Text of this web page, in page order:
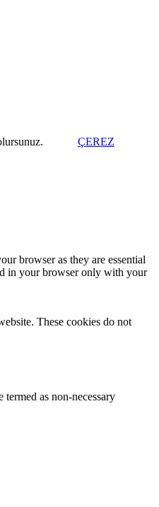
ÇEREZ
browser as they are essential
in your browser only with your
These cookies do not
as non-necessary